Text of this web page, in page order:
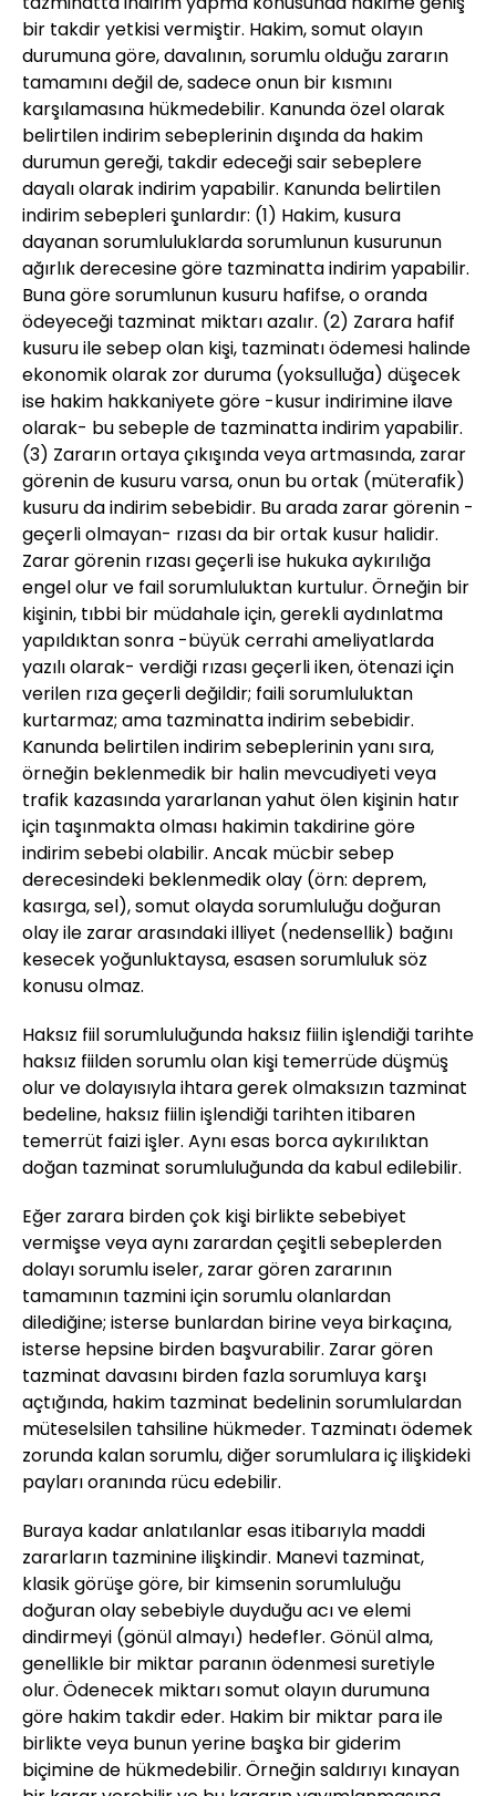
bir takdir yetkisi vermiştir. Hakim, somut olayın
durumuna göre, davalının, sorumlu olduğu zararın
tamamını değil de, sadece onun bir kısmını
karşılamasına hükmedebilir. Kanunda özel olarak
belirtilen indirim sebeplerinin dışında da hakim
durumun gereği, takdir edeceği sair sebeplere
dayalı olarak indirim yapabilir. Kanunda belirtilen
indirim sebepleri şunlardır: (1) Hakim, kusura
dayanan sorumluluklarda sorumlunun kusurunun
ağırlık derecesine göre tazminatta indirim yapabilir.
Buna göre sorumlunun kusuru hafifse, o oranda
ödeyeceği tazminat miktarı azalır. (2) Zarara hafif
kusuru ile sebep olan kişi, tazminatı ödemesi halinde
ekonomik olarak zor duruma (yoksulluğa) düşecek
ise hakim hakkaniyete göre -kusur indirimine ilave
olarak- bu sebeple de tazminatta indirim yapabilir.
(3) Zararın ortaya çıkışında veya artmasında, zarar
görenin de kusuru varsa, onun bu ortak (müterafik)
kusuru da indirim sebebidir. Bu arada zarar görenin -
geçerli olmayan- rızası da bir ortak kusur halidir.
Zarar görenin rızası geçerli ise hukuka aykırılığa
engel olur ve fail sorumluluktan kurtulur. Örneğin bir
kişinin, tıbbi bir müdahale için, gerekli aydınlatma
yapıldıktan sonra -büyük cerrahi ameliyatlarda
yazılı olarak- verdiği rızası geçerli iken, ötenazi için
verilen rıza geçerli değildir; faili sorumluluktan
kurtarmaz; ama tazminatta indirim sebebidir.
Kanunda belirtilen indirim sebeplerinin yanı sıra,
örneğin beklenmedik bir halin mevcudiyeti veya
trafik kazasında yararlanan yahut ölen kişinin hatır
için taşınmakta olması hakimin takdirine göre
indirim sebebi olabilir. Ancak mücbir sebep
derecesindeki beklenmedik olay (örn: deprem,
kasırga, sel), somut olayda sorumluluğu doğuran
olay ile zarar arasındaki illiyet (nedensellik) bağını
kesecek yoğunluktaysa, esasen sorumluluk söz
konusu olmaz.
Haksız fiil sorumluluğunda haksız fiilin işlendiği tarihte
haksız fiilden sorumlu olan kişi temerrüde düşmüş
olur ve dolayısıyla ihtara gerek olmaksızın tazminat
bedeline, haksız fiilin işlendiği tarihten itibaren
temerrüt faizi işler. Aynı esas borca aykırılıktan
doğan tazminat sorumluluğunda da kabul edilebilir.
Eğer zarara birden çok kişi birlikte sebebiyet
vermişse veya aynı zarardan çeşitli sebeplerden
dolayı sorumlu iseler, zarar gören zararının
tamamının tazmini için sorumlu olanlardan
dilediğine; isterse bunlardan birine veya birkaçına,
isterse hepsine birden başvurabilir. Zarar gören
tazminat davasını birden fazla sorumluya karşı
açtığında, hakim tazminat bedelinin sorumlulardan
müteselsilen tahsiline hükmeder. Tazminatı ödemek
zorunda kalan sorumlu, diğer sorumlulara iç ilişkideki
payları oranında rücu edebilir.
Buraya kadar anlatılanlar esas itibarıyla maddi
zararların tazminine ilişkindir. Manevi tazminat,
klasik görüşe göre, bir kimsenin sorumluluğu
doğuran olay sebebiyle duyduğu acı ve elemi
dindirmeyi (gönül almayı) hedefler. Gönül alma,
genellikle bir miktar paranın ödenmesi suretiyle
olur. Ödenecek miktarı somut olayın durumuna
göre hakim takdir eder. Hakim bir miktar para ile
birlikte veya bunun yerine başka bir giderim
biçimine de hükmedebilir. Örneğin saldırıyı kınayan